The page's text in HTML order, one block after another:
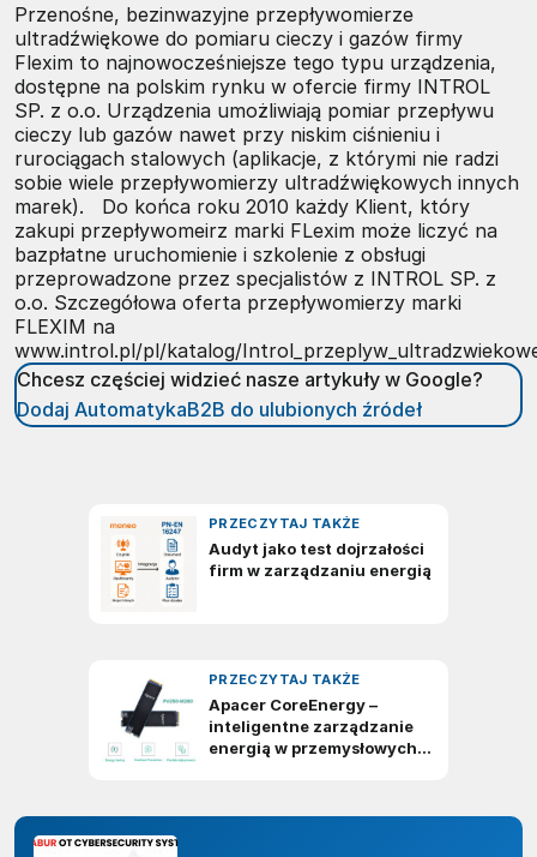
Przenośne, bezinwazyjne przepływomierze
ultradźwiękowe do pomiaru cieczy i gazów firmy
Flexim to najnowocześniejsze tego typu urządzenia,
dostępne na polskim rynku w ofercie firmy INTROL
SP. z o.o. Urządzenia umożliwiają pomiar przepływu
cieczy lub gazów nawet przy niskim ciśnieniu i
rurociągach stalowych (aplikacje, z którymi nie radzi
sobie wiele przepływomierzy ultradźwiękowych innych
marek). Do końca roku 2010 każdy Klient, który
zakupi przepływomeirz marki FLexim może liczyć na
bazpłatne uruchomienie i szkolenie z obsługi
przeprowadzone przez specjalistów z INTROL SP. z
o.o. Szczegółowa oferta przepływomierzy marki
FLEXIM na
www.introl.pl/pl/katalog/
Chcesz częściej widzieć nasze artykuły w Google?
Dodaj AutomatykaB2B do ulubionych źródeł